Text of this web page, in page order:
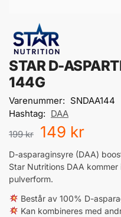
STAR D-
144G
Varenummer: SNDAA144
Hashtag: DAA
199kr 149 kr
D-asparaginsyre (DAA)
Star Nutritions DAA
pulverform.
Består av 100% D-
Kan kombineres med